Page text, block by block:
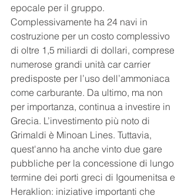
epocale per il gruppo.
Complessivamente ha 24 navi in
costruzione per un costo complessivo
di oltre 1,5 miliardi di dollari, comprese
numerose grandi unità car carrier
predisposte per l’uso dell’ammoniaca
come carburante. Da ultimo, ma non
per importanza, continua a investire in
Grecia. L’investimento più noto di
Grimaldi è Minoan Lines. Tuttavia,
quest'anno ha anche vinto due gare
pubbliche per la concessione di lungo
termine dei porti greci di Igoumenitsa e
Heraklion: iniziative importanti che